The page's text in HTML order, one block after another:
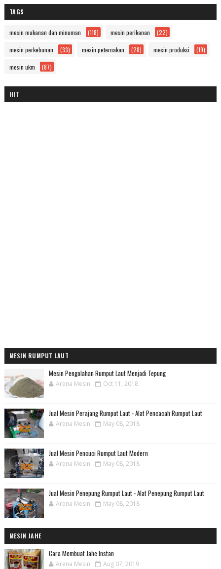
TAGS
mesin makanan dan minuman (118) mesin perikanan (22)
mesin perkebunan (33) mesin peternakan (28) mesin produksi (19)
mesin ukm (87)
HIT
MESIN RUMPUT LAUT
Mesin Pengolahan Rumput Laut Menjadi Tepung
Arena Mesin Oct 11, 2018
Jual Mesin Perajang Rumput Laut - Alat Pencacah Rumput Laut
Arena Mesin May 08, 2018
Jual Mesin Pencuci Rumput Laut Modern
Arena Mesin May 08, 2018
Jual Mesin Penepung Rumput Laut - Alat Penepung Rumput Laut
Arena Mesin May 08, 2018
MESIN JAHE
Cara Membuat Jahe Instan
Arena Mesin Aug 07, 2019